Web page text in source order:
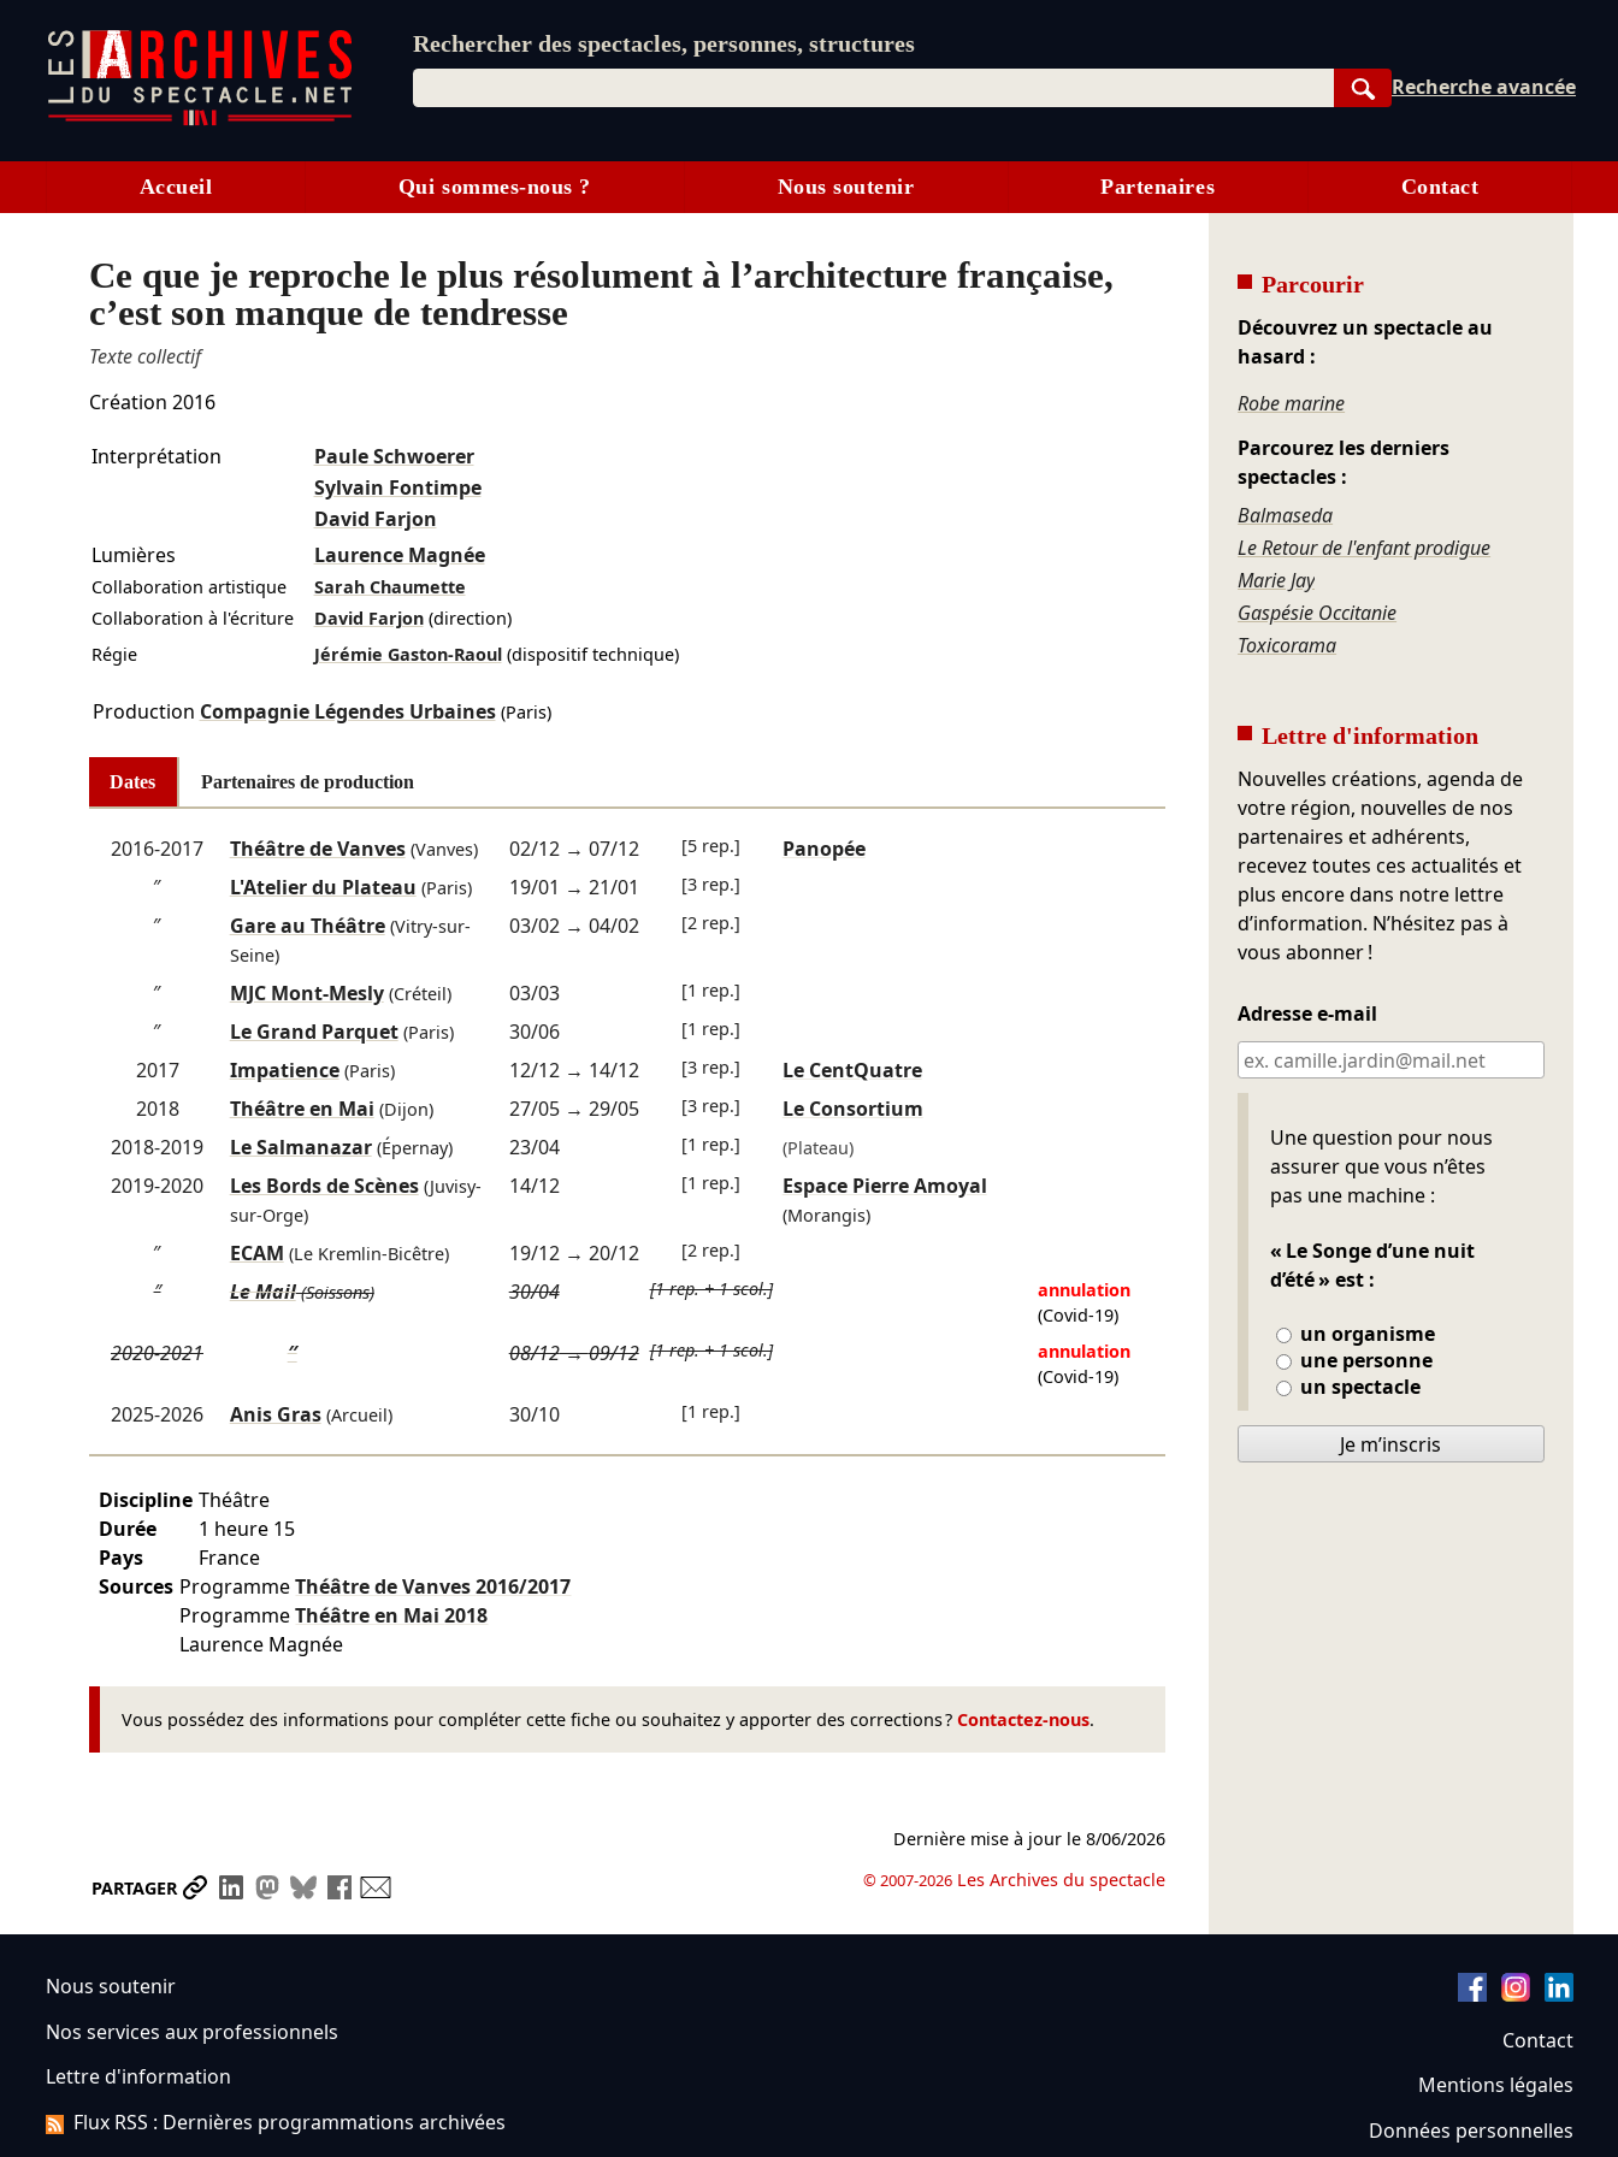
Rechercher des spectacles, personnes, structures
Rechercher
Recherche avancée
Accueil Qui sommes-nous ? Nous soutenir Partenaires Contact
Ce que je reproche le plus résolument à l’architecture française,
c’est son manque de tendresse
Texte collectif
Création 2016
Interprétation
Paule Schwoerer
Sylvain Fontimpe
David Farjon
Lumières
Laurence Magnée
Collaboration artistique
Sarah Chaumette
Collaboration à l'écriture
David Farjon (direction)
Régie
Jérémie Gaston-Raoul (dispositif technique)
Production Compagnie Légendes Urbaines(Paris)
Dates Partenaires de production
2016-2017 Théâtre de Vanves(Vanves) 02/12→ 07/12 [5 rep.]
Panopée
″
L'Atelier du Plateau (Paris) 19/01 → 21/01 [3 rep.]
″ Gare au Théâtre(Vitry-sur-
Seine)
03/02→ 04/02 [2 rep.]
″ MJC Mont-Mesly(Créteil) 03/03 [1 rep.]
″ Le Grand Parquet(Paris) 30/06 [1 rep.]
2017 Impatience(Paris) 12/12→ 14/12 [3 rep.]
Le CentQuatre
2018
Théâtre en Mai (Dijon) 27/05→ 29/05 [3 rep.]
Le Consortium
2018-2019
Le Salmanazar(Épernay) 23/04 [1 rep.] (Plateau)
2019-2020 Les Bords de Scènes(Juvisy-
sur-Orge)
14/12 [1 rep.] Espace Pierre Amoyal
(Morangis)
″ ECAM (Le Kremlin-Bicêtre) 19/12→ 20/12 [2 rep.]
″ Le Mail(Soissons) 30/04 [1 rep. + 1 scol.]
annulation
(Covid-19)
2020-2021 ″ 08/12→09/12 [1 rep. + 1 scol.]
annulation
(Covid-19)
2025-2026 Anis Gras(Arcueil) 30/10 [1 rep.]
Discipline Théâtre
Durée
1 heure 15
Pays
France
Sources ProgrammeThéâtre de Vanves2016/2017
ProgrammeThéâtre en Mai2018
Laurence Magnée
Vous possédez des informations pour compléter cette fiche ou souhaitez y apporter des corrections ? Contactez-nous.
PARTAGER Partager le lien
Partager sur LinkedIn
Partager sur Mastodon
Partager sur Bluesky
Partager sur Facebook
Dernière mise à jour le8/06/2026
© 2007-2026 Les Archives du spectacle
Parcourir
Découvrez un spectacle au
hasard :
Robe marine
Parcourez les derniers
spectacles :
Balmaseda
Le Retour de l'enfant prodigue
Marie Jay
Gaspésie Occitanie
Toxicorama
Lettre d'information
Nouvelles créations, agenda de
votre région, nouvelles de nos
partenaires et adhérents,
recevez toutes ces actualités et
plus encore dans notre lettre
d’information. N’hésitez pas à
vous abonner !
Adresse e-mail
Une question pour nous
assurer que vous n’êtes
pas une machine :
« Le Songe d’une nuit
d’été » est :
un organisme
une personne
un spectacle
Ne pas remplir
Je m’inscris
Nous soutenir
Nos services aux professionnels
Lettre d'information
Flux RSS : Dernières programmations archivées
Contact
Mentions légales
Données personnelles